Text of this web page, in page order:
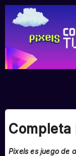
Completa
Pixels es juego de